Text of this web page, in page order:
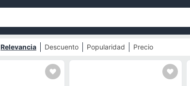
Relevancia Descuento Popularidad Precio